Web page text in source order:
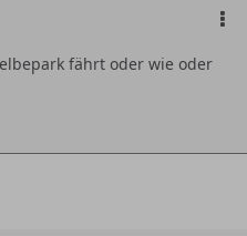
fährt oder wie oder